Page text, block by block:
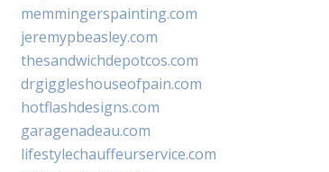
memmingerspainting.com
jeremypbeasley.com
thesandwichdepotcos.com
drgiggleshouseofpain.com
hotflashdesigns.com
garagenadeau.com
lifestylechauffeurservice.com